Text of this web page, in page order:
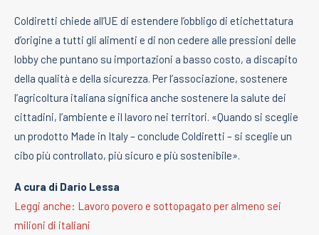
Coldiretti chiede all’UE di estendere l’obbligo di etichettatura
d’origine a tutti gli alimenti e di non cedere alle pressioni delle
lobby che puntano su importazioni a basso costo, a discapito
della qualità e della sicurezza. Per l’associazione, sostenere
l’agricoltura italiana significa anche sostenere la salute dei
cittadini, l’ambiente e il lavoro nei territori. «Quando si sceglie
un prodotto Made in Italy – conclude Coldiretti – si sceglie un
cibo più controllato, più sicuro e più sostenibile».
A cura di Dario Lessa
Leggi anche: Lavoro povero e sottopagato per almeno sei
milioni di italiani